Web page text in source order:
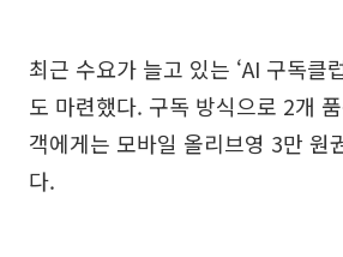
최근 수요가 늘고 있는 ‘AI 구독클
도 마련했다. 구독 방식으로 2개
객에게는 모바일 올리브영 3만 원
다.